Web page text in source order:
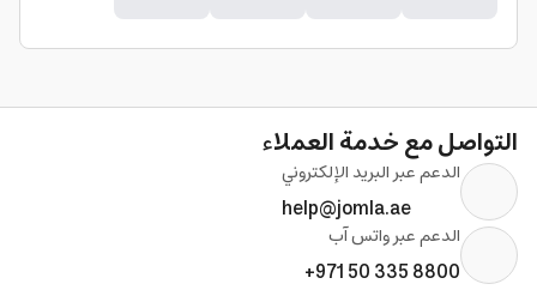
التواصل مع خدمة العملاء
الدعم عبر البريد الإلكتروني
help@jomla.ae
الدعم عبر واتس آب
+971 50 335 8800